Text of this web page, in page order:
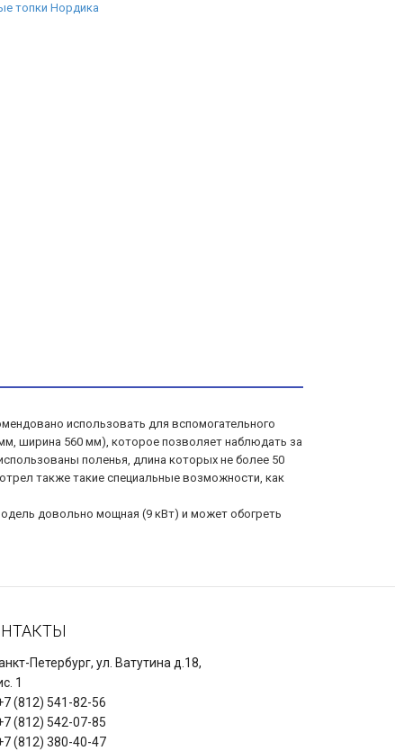
топки Нордика
использовать для вспомогательного
ширина 560 мм), которое позволяет наблюдать за
поленья, длина которых не более 50
также такие специальные возможности, как
довольно мощная (9 кВт) и может обогреть
Петербург, ул. Ватутина д.18,
1
(812) 541-82-56
(812) 542-07-85
(812) 380-40-47